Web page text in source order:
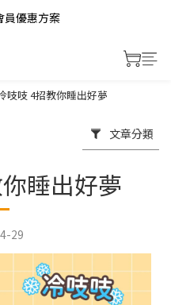
員優惠方案
吱吱 4招教你睡出好夢
文章分類
睡出好夢
29